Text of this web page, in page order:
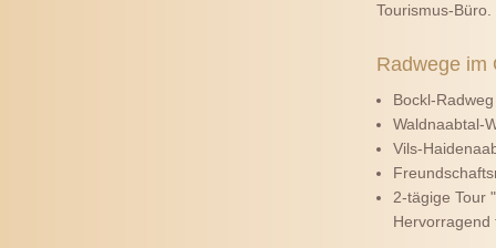
Tourismus-Büro.
Radwege im
Bockl-
Waldnaabtal-
Vils-
2-tägige Tour
Hervorragend